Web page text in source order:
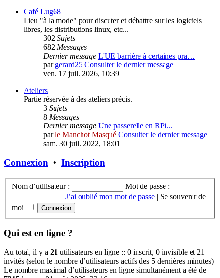
Café Lug68
Lieu "à la mode" pour discuter et débattre sur les logiciels
libres, les distributions linux, etc...
302 Sujets
682 Messages
Dernier message L'UE barrière à certaines pra…
par gerard25 Consulter le dernier message
ven. 17 juil. 2026, 10:39
Ateliers
Partie réservée à des ateliers précis.
3 Sujets
8 Messages
Dernier message Une passerelle en RPi...
parle Manchot Masqué Consulter le dernier message
sam. 30 juil. 2022, 18:01
Connexion • Inscription
Nom d’utilisateur :
Mot de passe :
J’ai oublié mon mot de passe | Se souvenir de
moi
Qui est en ligne ?
Au total, il y a 21 utilisateurs en ligne :: 0 inscrit, 0 invisible et 21
invités (selon le nombre d’utilisateurs actifs des 5 dernières minutes)
Le nombre maximal d’utilisateurs en ligne simultanément a été de